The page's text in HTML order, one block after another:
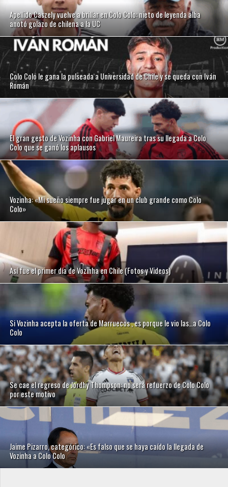
Apellido Caszely vuelve a brillar en Colo Colo: nieto de leyenda alba
anotó golazo de chilena a la UC
Colo Colo le gana la pulseada a Universidad de Chile y se queda con Iván
Román
El gran gesto de Vozinha con Gabriel Maureira tras su llegada a Colo
Colo que se ganó los aplausos
Vozinha: «Mi sueño siempre fue jugar en un club grande como Colo
Colo»
Así fue el primer día de Vozinha en Chile (Fotos y Videos)
Si Vozinha acepta la oferta de Marruecos , es porque le vio las…a Colo
Colo
Se cae el regreso de Jordhy Thompson: no será refuerzo de Colo Colo
por este motivo
Jaime Pizarro, categórico: «Es falso que se haya caído la llegada de
Vozinha a Colo Colo